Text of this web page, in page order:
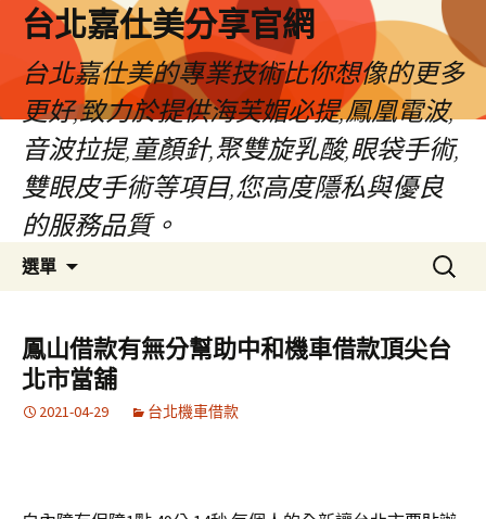
內
台北嘉仕美分享官網
台北嘉仕美的專業技術比你想像的更多
更好,致力於提供海芙媚必提,鳳凰電波,
音波拉提,童顏針,聚雙旋乳酸,眼袋手術,
雙眼皮手術等項目,您高度隱私與優良
的服務品質。
選單
搜
尋
鍵
字:
鳳山借款有無分幫助中和機車借款頂尖台
北市當舖
2021-04-29 台北機車借款